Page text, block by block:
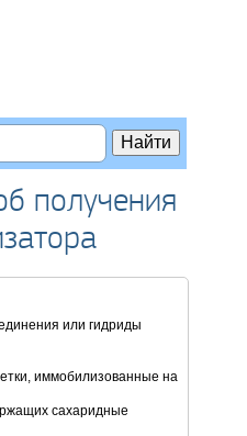
получения
или гидриды
иммобилизованные на
сахаридные